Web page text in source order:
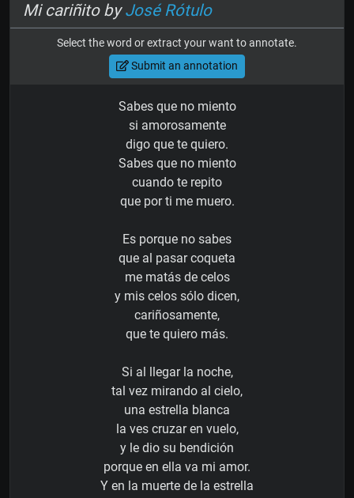
Mi cariñito byJosé Rótulo
Select the word or extract your want to annotate.
Submit an annotation
Sabes que no miento
si amorosamente
digo que te quiero.
Sabes que no miento
cuando te repito
que por ti me muero.
Es porque no sabes
que al pasar coqueta
me matás de celos
y mis celos sólo dicen,
cariñosamente,
que te quiero más.
Si al llegar la noche,
tal vez mirando al cielo,
una estrella blanca
la ves cruzar en vuelo,
y le dio su bendición
porque en ella va mi amor.
Y en la muerte de la estrella